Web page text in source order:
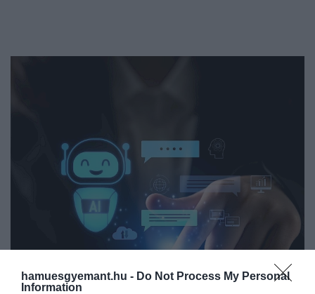
hamuesgyemant.hu - Do Not Process My Personal
Information